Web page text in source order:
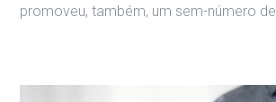
promoveu, também, um sem-número de